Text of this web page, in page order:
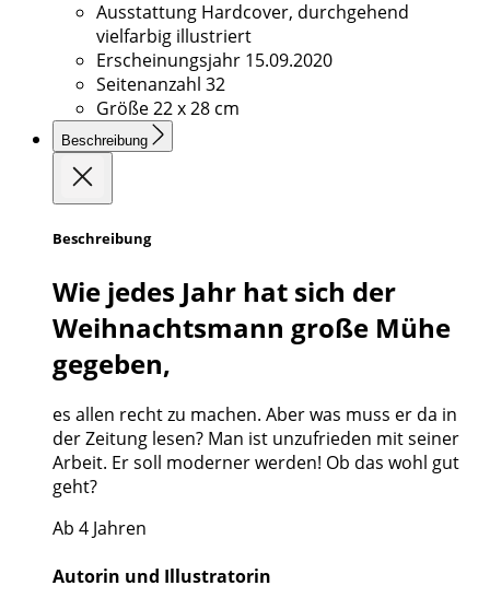
Ausstattung Hardcover, durchgehend
vielfarbig illustriert
Erscheinungsjahr 15.09.2020
Seitenanzahl 32
Größe22 x 28 cm
Beschreibung
Beschreibung
Wie jedes Jahr hat sich der
Weihnachtsmann große Mühe
gegeben,
es allen recht zu machen. Aber was muss er da in
der Zeitung lesen? Man ist unzufrieden mit seiner
Arbeit. Er soll moderner werden! Ob das wohl gut
geht?
Ab 4 Jahren
Autorin und Illustratorin